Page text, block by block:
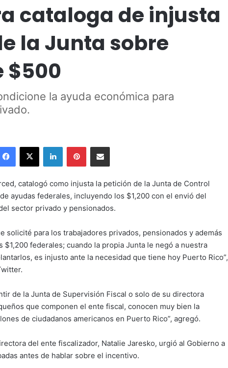
cataloga de injusta
la Junta sobre
$500
la ayuda económica para
Facebook
X LinkedInPinterestShare via Email
catalogó como injusta la petición de la Junta de Control
ayudas federales, incluyendo los $1,200 con el envió del
sector privado y pensionados.
solicité para los trabajadores privados, pensionados y además
federales; cuando la propia Junta le negó a nuestra
es injusto ante la necesidad que tiene hoy Puerto Rico”,
de la Junta de Supervisión Fiscal o solo de su directora
que componen el ente fiscal, conocen muy bien la
de ciudadanos americanos en Puerto Rico”, agregó.
del ente fiscalizador, Natalie Jaresko, urgió al Gobierno a
antes de hablar sobre el incentivo.